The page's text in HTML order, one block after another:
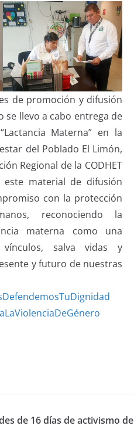
de promoción y difusión
se llevo a cabo entrega de
Materna” en la
del Poblado El Limón,
Regional de la CODHET
material de difusión
con la protección
reconociendo la
materna como una
salva vidas y
y futuro de nuestras
de 16 días de activismo de